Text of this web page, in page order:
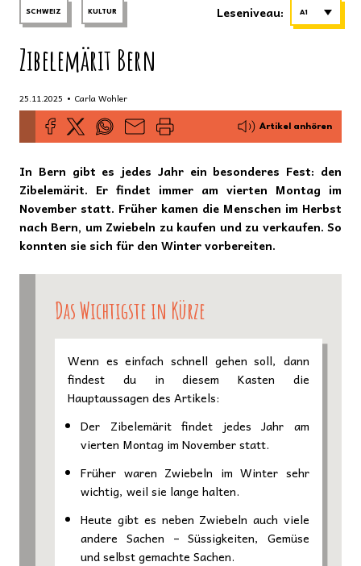
SCHWEIZ KULTUR Leseniveau: A1
Zibelemärit Bern
25.11.2025 • Carla Wohler
Artikel anhören
In Bern gibt es jedes Jahr ein besonderes Fest: den
Zibelemärit. Er findet immer am vierten Montag im
November statt. Früher kamen die Menschen im Herbst
nach Bern, um Zwiebeln zu kaufen und zu verkaufen. So
konnten sie sich für den Winter vorbereiten.
Das Wichtigste in Kürze
Wenn es einfach schnell gehen soll, dann
findest du in diesem Kasten die
Hauptaussagen des Artikels:
Der Zibelemärit findet jedes Jahr am
vierten Montag im November statt.
Früher waren Zwiebeln im Winter sehr
wichtig, weil sie lange halten.
Heute gibt es neben Zwiebeln auch viele
andere Sachen – Süssigkeiten, Gemüse
und selbst gemachte Sachen.